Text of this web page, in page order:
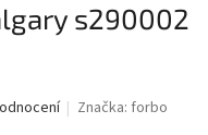
s290002
Značka:forbo